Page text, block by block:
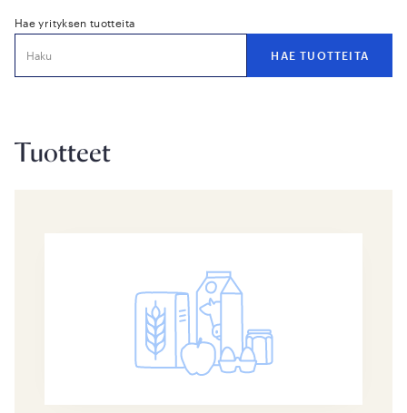
Hae yrityksen tuotteita
Tuotteet